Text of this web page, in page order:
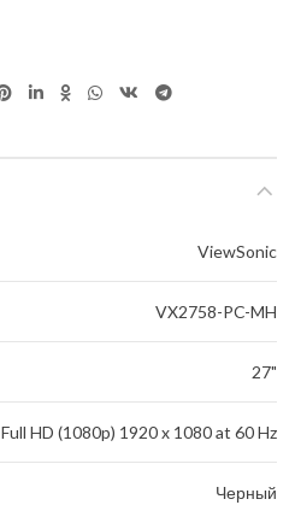
ViewSonic
VX2758-PC-MH
27"
Full HD (1080p) 1920 x 1080 at 60 Hz
Черный